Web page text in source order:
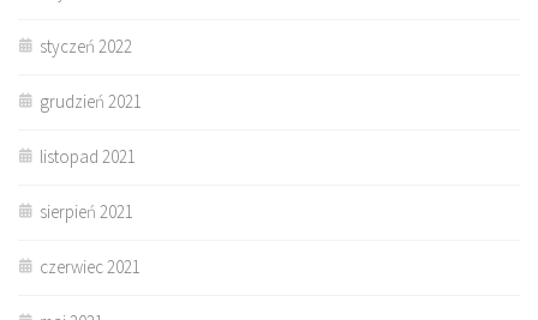
styczeń 2022
grudzień 2021
listopad 2021
sierpień 2021
czerwiec 2021